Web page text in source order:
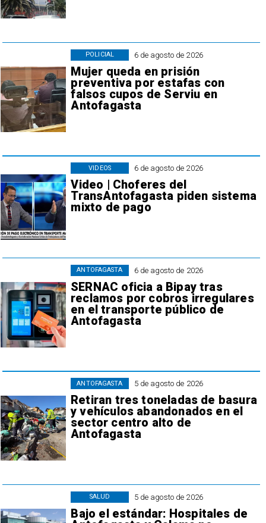
6 de agosto de 2026
Mujer queda en prisión
preventiva por estafas con
falsos cupos de Serviu en
Antofagasta
POLICIAL
6 de agosto de 2026
Video | Choferes del
TransAntofagasta piden sistema
mixto de pago
VIDEOS
6 de agosto de 2026
SERNAC oficia a Bipay tras
reclamos por cobros irregulares
en el transporte público de
Antofagasta
ANTOFAGASTA
5 de agosto de 2026
Retiran tres toneladas de basura
y vehículos abandonados en el
sector centro alto de
Antofagasta
ANTOFAGASTA
5 de agosto de 2026
Bajo el estándar: Hospitales de
SALUD